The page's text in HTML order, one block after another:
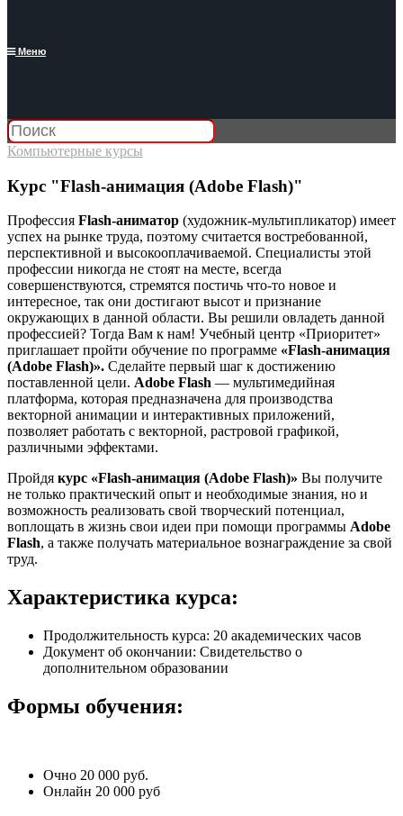
Меню
Компьютерные курсы
Курс "Flash-анимация (Adobe Flash)"
Профессия Flash-аниматор (художник-мультипликатор) имеет
успех на рынке труда, поэтому считается востребованной,
перспективной и высокооплачиваемой. Специалисты этой
профессии никогда не стоят на месте, всегда
совершенствуются, стремятся постичь что-то новое и
интересное, так они достигают высот и признание
окружающих в данной области. Вы решили овладеть данной
профессией? Тогда Вам к нам! Учебный центр «Приоритет»
приглашает пройти обучение по программе «Flash-анимация
(Adobe Flash)». Сделайте первый шаг к достижению
поставленной цели. Adobe Flash — мультимедийная
платформа, которая предназначена для производства
векторной анимации и интерактивных приложений,
позволяет работать с векторной, растровой графикой,
различными эффектами.
Пройдя курс «Flash-анимация (Adobe Flash)» Вы получите
не только практический опыт и необходимые знания, но и
возможность реализовать свой творческий потенциал,
воплощать в жизнь свои идеи при помощи программы Adobe
Flash, а также получать материальное вознаграждение за свой
труд.
Характеристика курса:
Продолжительность курса: 20 академических часов
Документ об окончании: Свидетельство о
дополнительном образовании
Формы обучения:
Очно 20 000 руб.
Онлайн 20 000 руб